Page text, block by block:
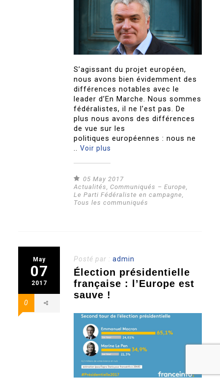
S’agissant du projet européen,
nous avons bien évidemment des
différences notables avec le
leader d’En Marche. Nous sommes
fédéralistes, il ne l’est pas. De
plus nous avons des différences
de vue sur les
politiques européennes : nous ne
..Voir plus
05 May 2017
Actualités, Communiqués – Europe,
Le Parti Fédéraliste en campagne,
Tous les communiqués
May
07
2017
0
Posté par :admin
Élection présidentielle
française : l’Europe est
sauve !